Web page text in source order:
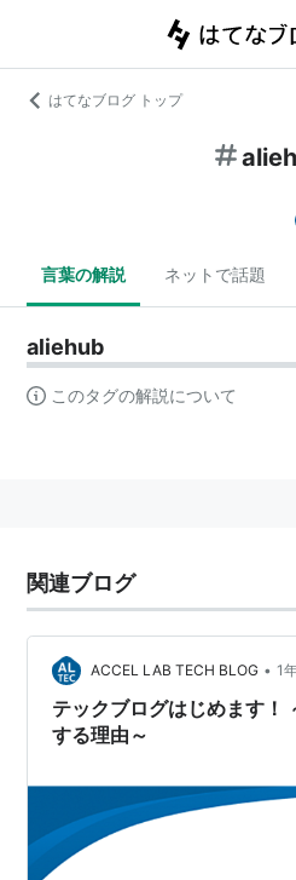
はてなブログ トップ
言葉の解説 ネットで話題
aliehub
このタグの解説について
関連ブログ
ACCEL LAB TECH BLOG • 1
テックブログはじめます！
する理由～